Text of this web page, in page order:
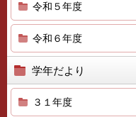
令和５年度
令和６年度
学年だより
３１年度